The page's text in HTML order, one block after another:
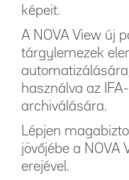
képeit.
A NOVA View új
tárgylemezek
használva az
archiválására.
Lépjen
jövőjébe a NOVA
erejével.